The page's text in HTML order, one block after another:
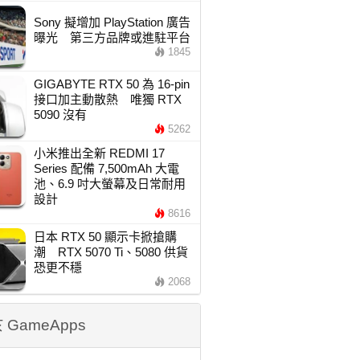
Sony 擬增加 PlayStation 廣告
曝光 第三方品牌或進駐平台
1845
GIGABYTE RTX 50 為 16-pin
接口加主動散熱 唯獨 RTX
5090 沒有
5262
小米推出全新 REDMI 17
Series 配備 7,500mAh 大電
池、6.9 吋大螢幕及日常耐用
設計
8616
日本 RTX 50 顯示卡掀搶購
潮 RTX 5070 Ti、5080 供貨
恐更不穩
2068
GameApps